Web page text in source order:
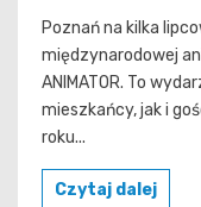
Poznań na kilka
międzynarodowej
ANIMATOR. To
mieszkańcy, jak i
roku...
Czytaj dalej